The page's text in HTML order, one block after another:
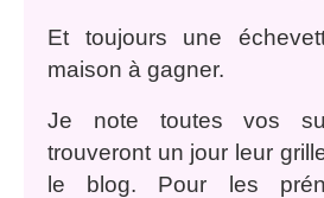
Et toujours une
maison à gagner.
Je note toutes vos
trouveront un jour leur
le blog. Pour les